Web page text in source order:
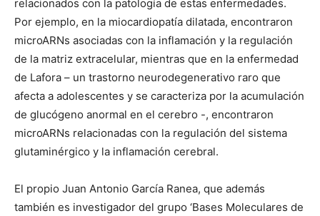
relacionados con la patología de estas enfermedades.
Por ejemplo, en la miocardiopatía dilatada, encontraron
microARNs asociadas con la inflamación y la regulación
de la matriz extracelular, mientras que en la enfermedad
de Lafora – un trastorno neurodegenerativo raro que
afecta a adolescentes y se caracteriza por la acumulación
de glucógeno anormal en el cerebro -, encontraron
microARNs relacionadas con la regulación del sistema
glutaminérgico y la inflamación cerebral.
El propio Juan Antonio García Ranea, que además
también es investigador del grupo ‘Bases Moleculares de